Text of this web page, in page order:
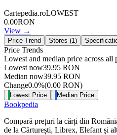
Cartepedia.roLOWEST
0.00RON
View →
Price Trend Stores (1 )
Price Trends
Lowest and median price across all
Lowest now39.95 RON
Median now39.95 RON
Change0.0%(0.00 RON)
Lowest Price Median Price
Bookpedia
Compară prețuri la cărți din
de la Cărturești, Librex, Elefant și